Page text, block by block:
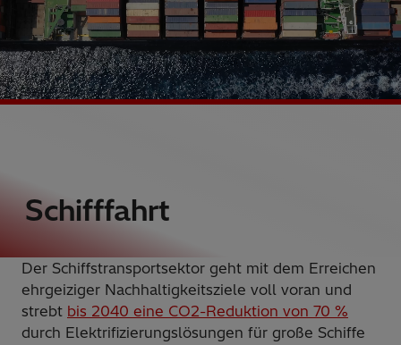
Schifffahrt
Der Schiffstransportsektor geht mit dem Erreichen
ehrgeiziger Nachhaltigkeitsziele voll voran und
strebt bis 2040 eine CO2-Reduktion von 70 %
durch Elektrifizierungslösungen für große Schiffe